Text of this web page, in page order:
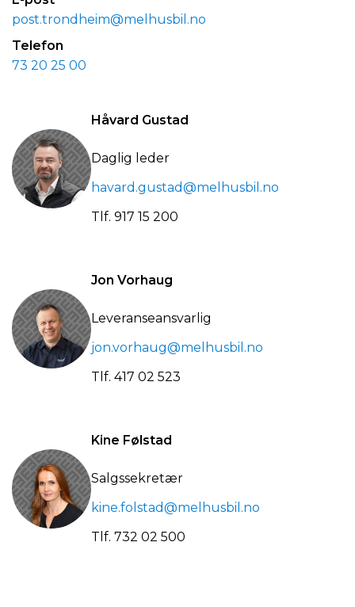
post.trondheim@melhusbil.no
Telefon
73 20 25 00
Håvard Gustad
Daglig leder
havard.gustad@melhusbil.no
Tlf. 917 15 200
Jon Vorhaug
Leveranseansvarlig
jon.vorhaug@melhusbil.no
Tlf. 417 02 523
Kine Følstad
Salgssekretær
kine.folstad@melhusbil.no
Tlf. 732 02 500